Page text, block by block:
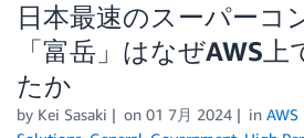
カテゴリ
エディション
日本最速のスーパーコ
「富岳」はなぜAWS
たか
by Kei Sasaki on 01 7月 2024 in AWS